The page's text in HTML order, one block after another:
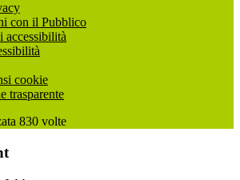
con il Pubblico
accessibilità
cookie
trasparente
830 volte